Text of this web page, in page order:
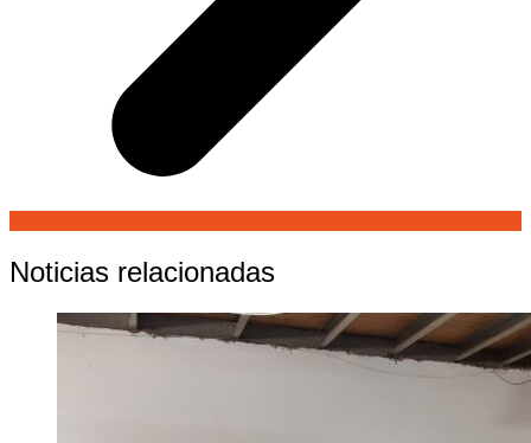
Noticias relacionadas